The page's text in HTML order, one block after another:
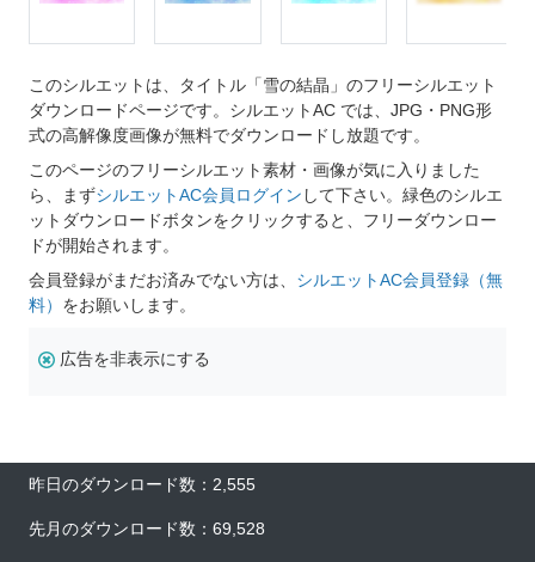
このシルエットは、タイトル「雪の結晶」のフリーシルエット
ダウンロードページです。シルエットAC では、JPG・PNG形
式の高解像度画像が無料でダウンロードし放題です。
このページのフリーシルエット素材・画像が気に入りました
ら、まずシルエットAC会員ログイン して下さい。緑色のシルエ
ットダウンロードボタンをクリックすると、フリーダウンロー
ドが開始されます。
会員登録がまだお済みでない方は、 シルエットAC会員登録（無
料） をお願いします。
広告を非表示にする
昨日のダウンロード数：2,555
先月のダウンロード数：69,528